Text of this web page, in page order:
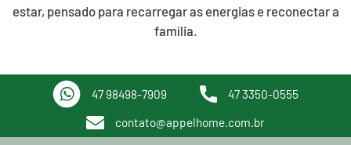
estar, pensado para recarregar as energias e reconectar a
família.
47 98498-7909 47 3350-0555
contato@appelhome.com.br